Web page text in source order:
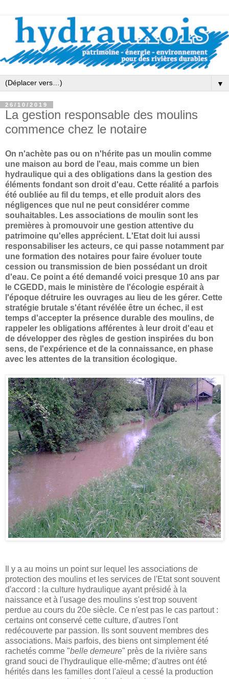
▼
26/10/2019
La gestion responsable des moulins
commence chez le notaire
On n'achète pas ou on n'hérite pas un moulin comme
une maison au bord de l'eau, mais comme un bien
hydraulique qui a des obligations dans la gestion des
éléments fondant son droit d'eau. Cette réalité a parfois
été oubliée au fil du temps, et elle produit alors des
négligences que nul ne peut considérer comme
souhaitables. Les associations de moulin sont les
premières à promouvoir une gestion attentive du
patrimoine qu'elles apprécient. L'Etat doit lui aussi
responsabiliser les acteurs, ce qui passe notamment par
une formation des notaires pour faire évoluer toute
cession ou transmission de bien possédant un droit
d'eau. Ce point a été demandé voici presque 10 ans par
le CGEDD, mais le ministère de l'écologie espérait à
l'époque détruire les ouvrages au lieu de les gérer. Cette
stratégie brutale s'étant révélée être un échec, il est
temps d'accepter la présence durable des moulins, de
rappeler les obligations afférentes à leur droit d'eau et
de développer des règles de gestion inspirées du bon
sens, de l'expérience et de la connaissance, en phase
avec les attentes de la transition écologique.
Il y a au moins un point sur lequel les associations de
protection des moulins et les services de l'Etat sont souvent
d'accord : la culture hydraulique ayant présidé à la
naissance et à l'usage des moulins s'est trop souvent
perdue au cours du 20e siècle. Ce n'est pas le cas partout :
certains ont conservé cette culture, d'autres l'ont
redécouverte par passion. Ils sont souvent membres des
associations. Mais parfois, des biens ont simplement été
rachetés comme "belle demeure" près de la rivière sans
grand souci de l'hydraulique elle-même; d'autres ont été
hérités dans les familles dont l'aïeul a cessé la production